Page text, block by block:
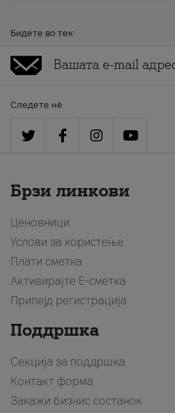
Бидете во тек
Следете нè
Брзи линкови
Ценовници
Услови за користење
Плати сметка
Активирајте Е-сметка
Припејд регистрација
Поддршка
Секција за поддршка
Контакт форма
Закажи бизнис состанок